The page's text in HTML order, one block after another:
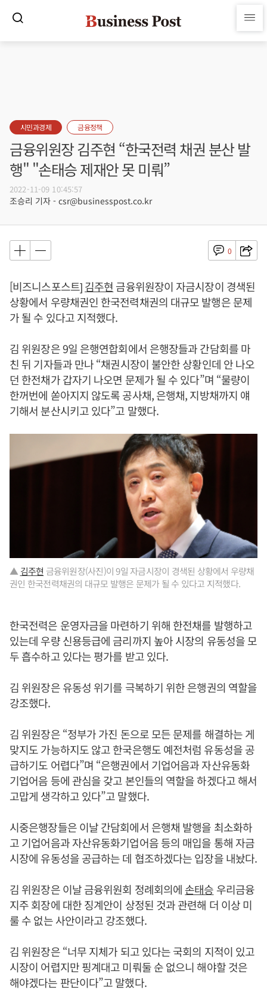
시민과경제 금융정책
금융위원장 김주현 “한국전력 채권 분산 발
행" "손태승 제재안 못 미뤄”
2022-11-09 10:45:57
조승리 기자 - csr@businesspost.co.kr
0
[비즈니스포스트]김주현 금융위원장이 자금시장이 경색된
상황에서 우량채권인 한국전력채권의 대규모 발행은 문제
가 될 수 있다고 지적했다.
김 위원장은 9일 은행연합회에서 은행장들과 간담회를 마
친 뒤 기자들과 만나 “채권시장이 불안한 상황인데 안 나오
던 한전채가 갑자기 나오면 문제가 될 수 있다”며 “물량이
한꺼번에 쏟아지지 않도록 공사채, 은행채, 지방채까지 얘
기해서 분산시키고 있다”고 말했다.
▲ 김주현 금융위원장(사진)이 9일 자금시장이 경색된 상황에서 우량채
권인 한국전력채권의 대규모 발행은 문제가 될 수 있다고 지적했다.
한국전력은 운영자금을 마련하기 위해 한전채를 발행하고
있는데 우량 신용등급에 금리까지 높아 시장의 유동성을 모
두 흡수하고 있다는 평가를 받고 있다.
김 위원장은 유동성 위기를 극복하기 위한 은행권의 역할을
강조했다.
김 위원장은 “정부가 가진 돈으로 모든 문제를 해결하는 게
맞지도 가능하지도 않고 한국은행도 예전처럼 유동성을 공
급하기도 어렵다”며 “은행권에서 기업어음과 자산유동화
기업어음 등에 관심을 갖고 본인들의 역할을 하겠다고 해서
고맙게 생각하고 있다”고 말했다.
시중은행장들은 이날 간담회에서 은행채 발행을 최소화하
고 기업어음과 자산유동화기업어음 등의 매입을 통해 자금
시장에 유동성을 공급하는 데 협조하겠다는 입장을 내놨다.
김 위원장은 이날 금융위원회 정례회의에 손태승 우리금융
지주 회장에 대한 징계안이 상정된 것과 관련해 더 이상 미
룰 수 없는 사안이라고 강조했다.
김 위원장은 “너무 지체가 되고 있다는 국회의 지적이 있고
시장이 어렵지만 핑계대고 미뤄둘 순 없으니 해야할 것은
해야겠다는 판단이다”고 말했다.